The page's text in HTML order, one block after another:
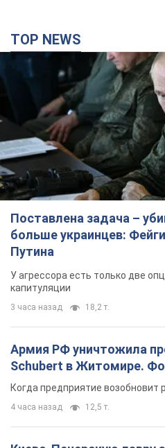
Поставлена задача –
больше украинцев:
Путина
У агрессора есть только две
капитуляции
3 часа назад 18,2 т.
Армия РФ уничтожила
Schubert в Житомире.
Когда предприятие возобновит
4 часа назад
Киево-Печерскую лавру
"монстром"? Почему
отказались остановить
небоскреба
Какая реакция Кличко на
7 часов назад 72,3 т.